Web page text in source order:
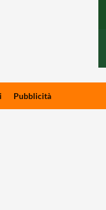
Pubblicità